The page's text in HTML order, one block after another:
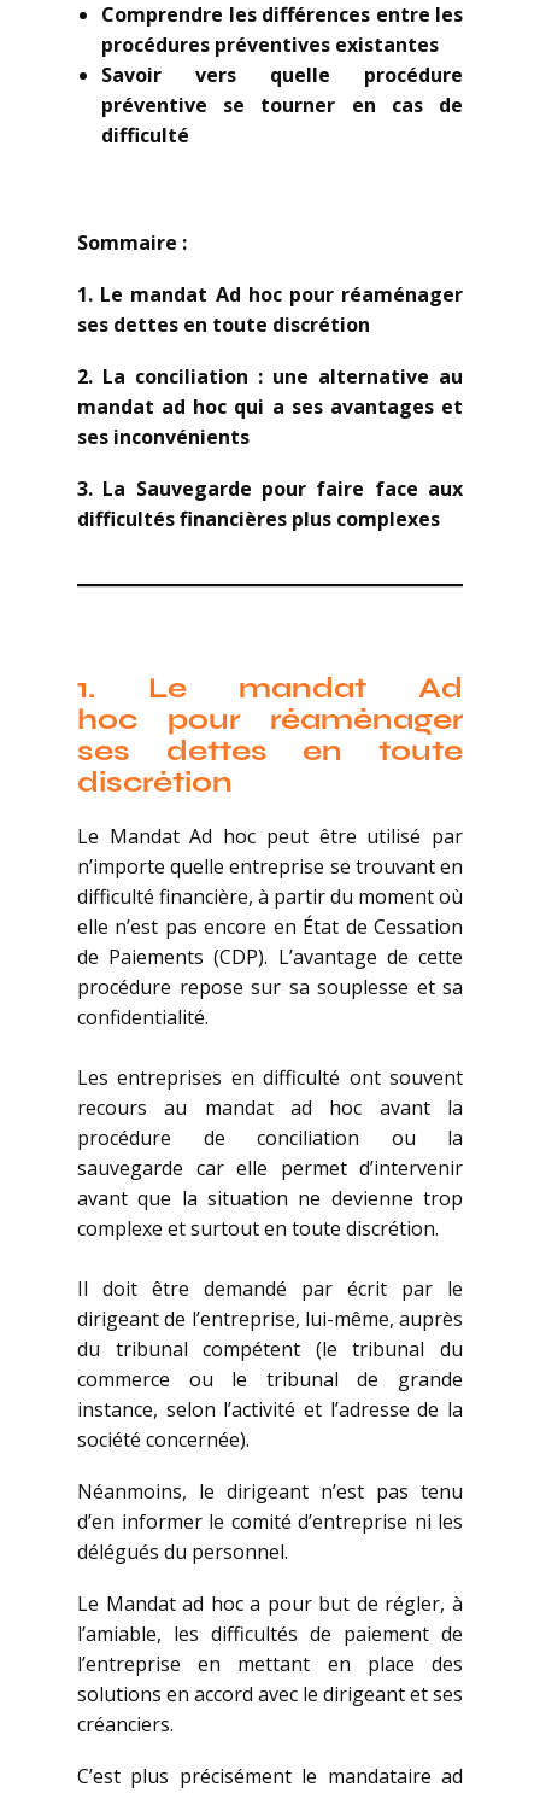
Comprendre les différences entre les
procédures préventives existantes
Savoir vers quelle procédure
préventive se tourner en cas de
difficulté
Sommaire :
1. Le mandat Ad hoc pour réaménager
ses dettes en toute discrétion
2. La conciliation : une alternative au
mandat ad hoc qui a ses avantages et
ses inconvénients
3. La Sauvegarde pour faire face aux
difficultés financières plus complexes
1. Le mandat Ad
hoc pour réaménager
ses dettes en toute
discrétion
Le Mandat Ad hoc peut être utilisé par
n’importe quelle entreprise se trouvant en
difficulté financière, à partir du moment où
elle n’est pas encore en État de Cessation
de Paiements (CDP). L’avantage de cette
procédure repose sur sa souplesse et sa
confidentialité.
Les entreprises en difficulté ont souvent
recours au mandat ad hoc avant la
procédure de conciliation ou la
sauvegarde car elle permet d’intervenir
avant que la situation ne devienne trop
complexe et surtout en toute discrétion.
Il doit être demandé par écrit par le
dirigeant de l’entreprise, lui-même, auprès
du tribunal compétent (le tribunal du
commerce ou le tribunal de grande
instance, selon l’activité et l’adresse de la
société concernée).
Néanmoins, le dirigeant n’est pas tenu
d’en informer le comité d’entreprise ni les
délégués du personnel.
Le Mandat ad hoc a pour but de régler, à
l’amiable, les difficultés de paiement de
l’entreprise en mettant en place des
solutions en accord avec le dirigeant et ses
créanciers.
C’est plus précisément le mandataire ad